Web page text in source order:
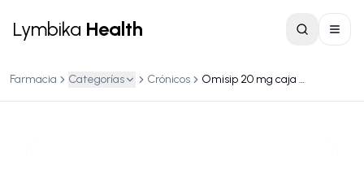
Lymbika Health
Farmacia Categorías Crónicos Omisip 20 mg caja c/14 Tabletas